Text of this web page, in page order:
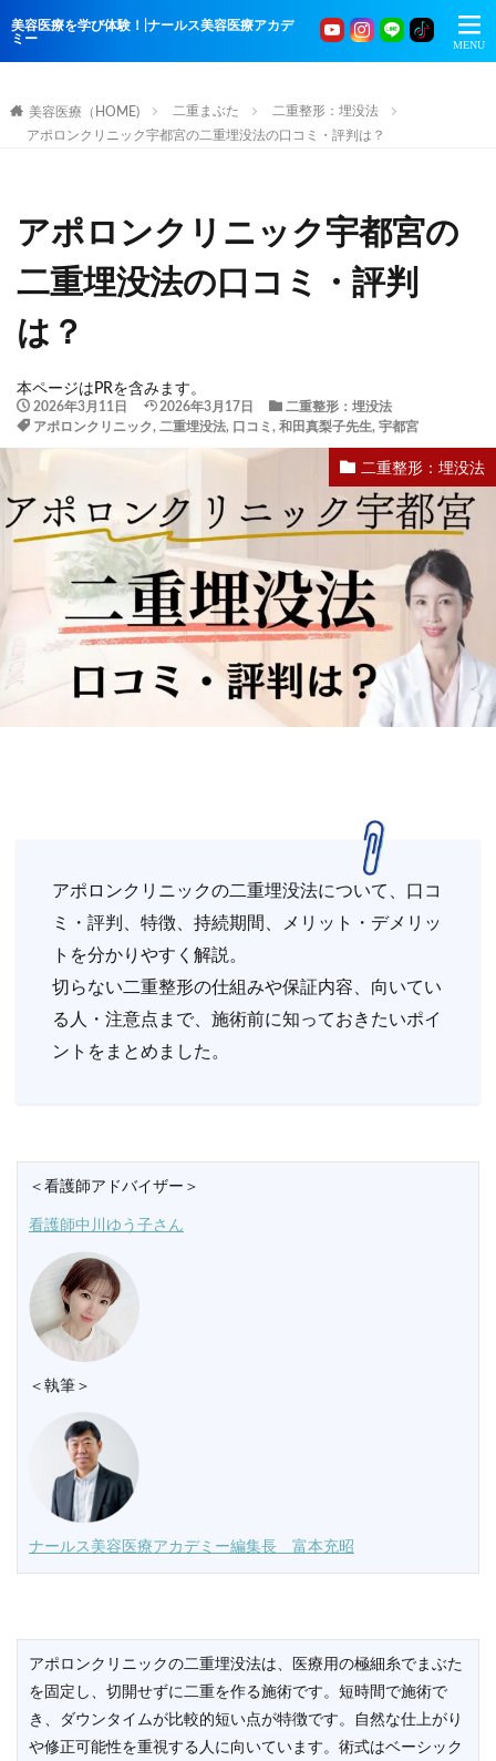
美容医療を学び体験！|ナールス美容医療アカデ
ミー
美容医療（HOME) 二重まぶた
二重整形：埋没法
アポロンクリニック宇都宮の二重埋没法の口コミ・評判は？
アポロンクリニック宇都宮の
二重埋没法の口コミ・評判
は？
本ページはPRを含みます。
2026年3月11日 2026年3月17日
二重整形：埋没法
アポロンクリニック, 二重埋没法, 口コミ , 和田真梨子先生, 宇都宮
二重整形：埋没法
アポロンクリニックの二重埋没法について、口コ
ミ・評判、特徴、持続期間、メリット・デメリッ
トを分かりやすく解説。
切らない二重整形の仕組みや保証内容、向いてい
る人・注意点まで、施術前に知っておきたいポイ
ントをまとめました。
＜看護師アドバイザー＞
看護師中川ゆう子さん
＜執筆＞
ナールス美容医療アカデミー編集長 富本充昭
アポロンクリニックの二重埋没法は、医療用の極細糸でまぶた
を固定し、切開せずに二重を作る施術です。短時間で施術で
き、ダウンタイムが比較的短い点が特徴です。自然な仕上がり
や修正可能性を重視する人に向いています。術式はベーシック